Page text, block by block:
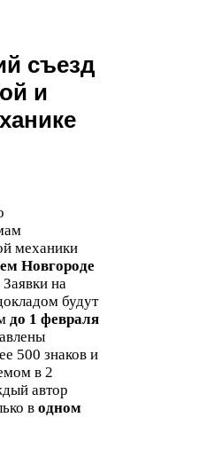
съезд
и
механики
Новгороде
Заявки на
будут
до 1 февраля
500 знаков и
в 2
автор
в одном